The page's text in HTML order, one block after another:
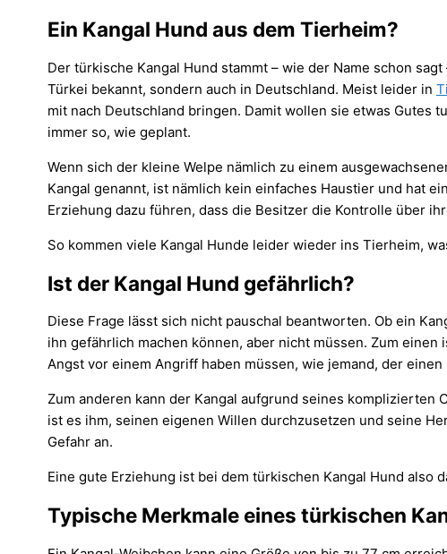
Ein Kangal Hund aus dem Tierheim?
Der türkische Kangal Hund stammt – wie der Name schon
Türkei bekannt, sondern auch in Deutschland. Meist leider in
mit nach Deutschland bringen. Damit wollen sie etwas Gutes
immer so, wie geplant.
Wenn sich der kleine Welpe nämlich zu einem
Kangal genannt, ist nämlich kein einfaches Haustier und hat
Erziehung dazu führen, dass die Besitzer die Kontrolle über
So kommen viele Kangal Hunde leider wieder ins Tierheim,
Ist der Kangal Hund gefährlich?
Diese Frage lässt sich nicht pauschal beantworten. Ob ein
ihn gefährlich machen können, aber nicht müssen. Zum
Angst vor einem Angriff haben müssen, wie jemand, der
Zum anderen kann der Kangal aufgrund seines
ist es ihm, seinen eigenen Willen durchzusetzen und seine
Gefahr an.
Eine gute Erziehung ist bei dem türkischen Kangal Hund
Typische Merkmale eines türkischen